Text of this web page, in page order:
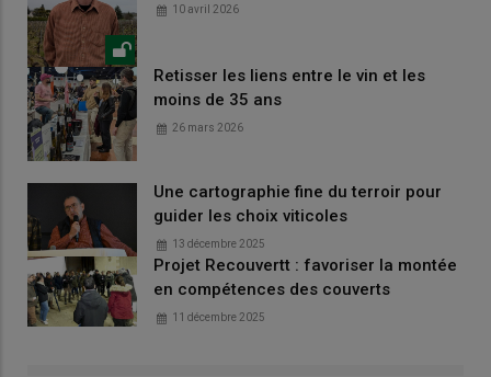
10 avril 2026
Retisser les liens entre le vin et les
moins de 35 ans
26 mars 2026
Une cartographie fine du terroir pour
guider les choix viticoles
13 décembre 2025
Projet Recouvertt : favoriser la montée
en compétences des couverts
11 décembre 2025